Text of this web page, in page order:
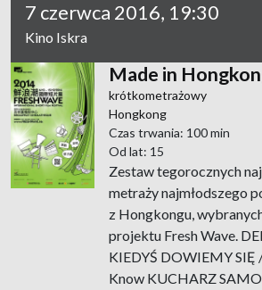
7 czerwca 2016, 19:30
Kino Iskra
Made in
krótkometrażowy
Hongkong
Czas trwania: 100 min
Od lat: 15
Zestaw tegorocznych
metraży najmłodszego
z Hongkongu,
projektu Fresh Wave.
KIEDYŚ DOWIEMY SIĘ
Know KUCHARZ